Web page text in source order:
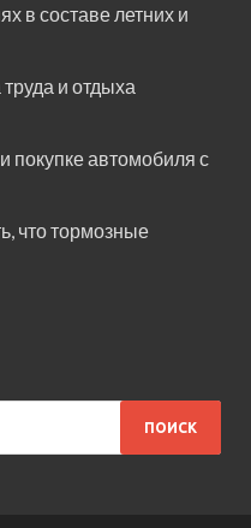
в составе летних и
и отдыха
покупке автомобиля с
что тормозные